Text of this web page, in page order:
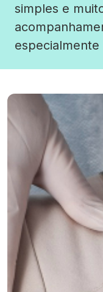
simples e
(açúcar) que
proteína
do sangue.